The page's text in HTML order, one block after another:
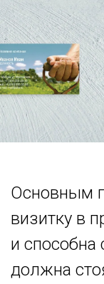
Основным
визитку в
и способна
должна